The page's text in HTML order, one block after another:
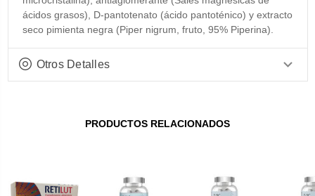
ácidos grasos), D-pantotenato (ácido pantoténico) y extracto
seco pimienta negra (Piper nigrum, fruto, 95% Piperina).
Otros Detalles
PRODUCTOS RELACIONADOS